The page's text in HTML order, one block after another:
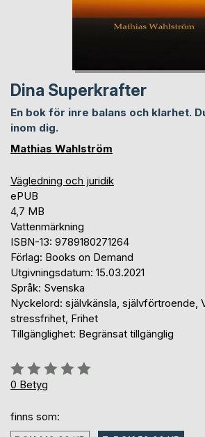
Dina Superkrafter
En bok för inre balans och klarhet.
inom dig.
Mathias Wahlström
Vägledning och juridik
ePUB
4,7 MB
Vattenmärkning
ISBN-13: 9789180271264
Förlag: Books on Demand
Utgivningsdatum: 15.03.2021
Språk: Svenska
Nyckelord: självkänsla, självförtroende,
stressfrihet, Frihet
Tillgänglighet: Begränsat tillgänglig
Betyg::
0%
0 Betyg
finns som: